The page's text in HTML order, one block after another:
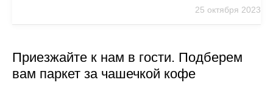
25 октября 2023
Приезжайте к нам в гости. Подберем
вам паркет за чашечкой кофе